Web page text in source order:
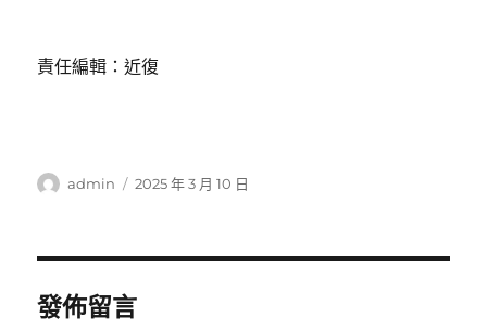
責任編輯：近復
作
admin
發
2025 年 3 月 10 日
發佈留言